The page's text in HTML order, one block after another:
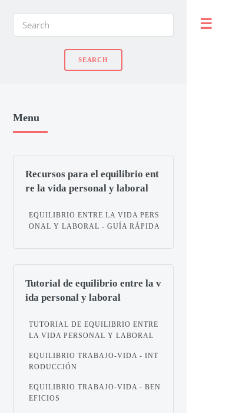
Menu
Recursos para el equilibrio ent
re la vida personal y laboral
EQUILIBRIO ENTRE LA VIDA PERS
ONAL Y LABORAL - GUÍA RÁPIDA
Tutorial de equilibrio entre la v
ida personal y laboral
TUTORIAL DE EQUILIBRIO ENTRE
LA VIDA PERSONAL Y LABORAL
EQUILIBRIO TRABAJO-VIDA - INT
RODUCCIÓN
EQUILIBRIO TRABAJO-VIDA - BEN
EFICIOS